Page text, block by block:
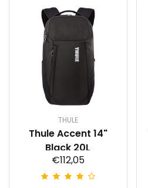
THULE
Thule Accent 14"
Black 20L
€112,05